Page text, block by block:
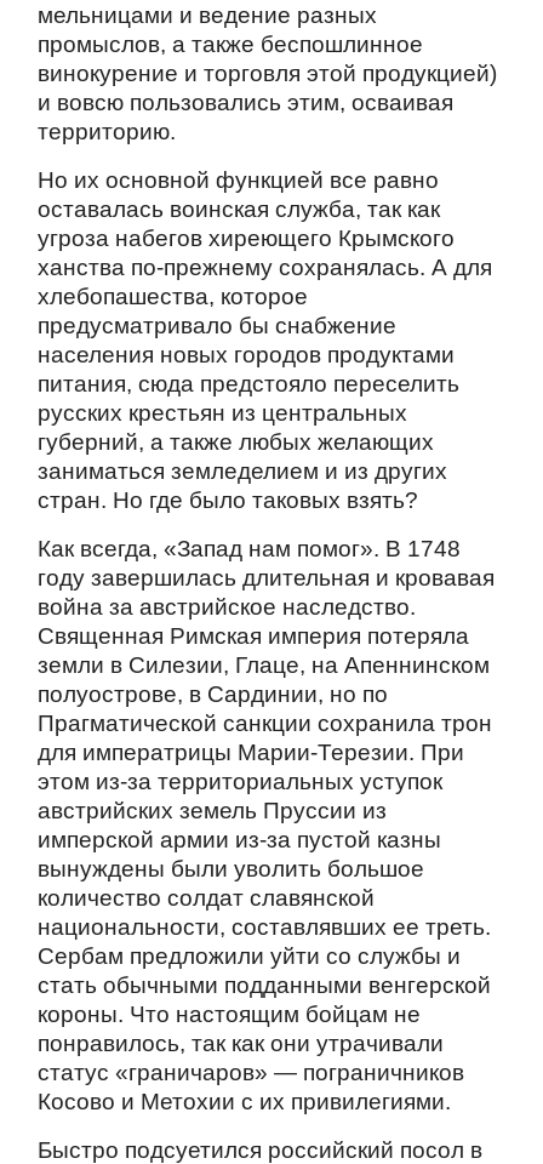
мельницами и ведение разных
промыслов, а также беспошлинное
винокурение и торговля этой продукцией)
и вовсю пользовались этим, осваивая
территорию.
Но их основной функцией все равно
оставалась воинская служба, так как
угроза набегов хиреющего Крымского
ханства по-прежнему сохранялась. А для
хлебопашества, которое
предусматривало бы снабжение
населения новых городов продуктами
питания, сюда предстояло переселить
русских крестьян из центральных
губерний, а также любых желающих
заниматься земледелием и из других
стран. Но где было таковых взять?
Как всегда, «Запад нам помог». В 1748
году завершилась длительная и кровавая
война за австрийское наследство.
Священная Римская империя потеряла
земли в Силезии, Глаце, на Апеннинском
полуострове, в Сардинии, но по
Прагматической санкции сохранила трон
для императрицы Марии-Терезии. При
этом из-за территориальных уступок
австрийских земель Пруссии из
имперской армии из-за пустой казны
вынуждены были уволить большое
количество солдат славянской
национальности, составлявших ее треть.
Сербам предложили уйти со службы и
стать обычными подданными венгерской
короны. Что настоящим бойцам не
понравилось, так как они утрачивали
статус «граничаров» — пограничников
Косово и Метохии с их привилегиями.
Быстро подсуетился российский посол в